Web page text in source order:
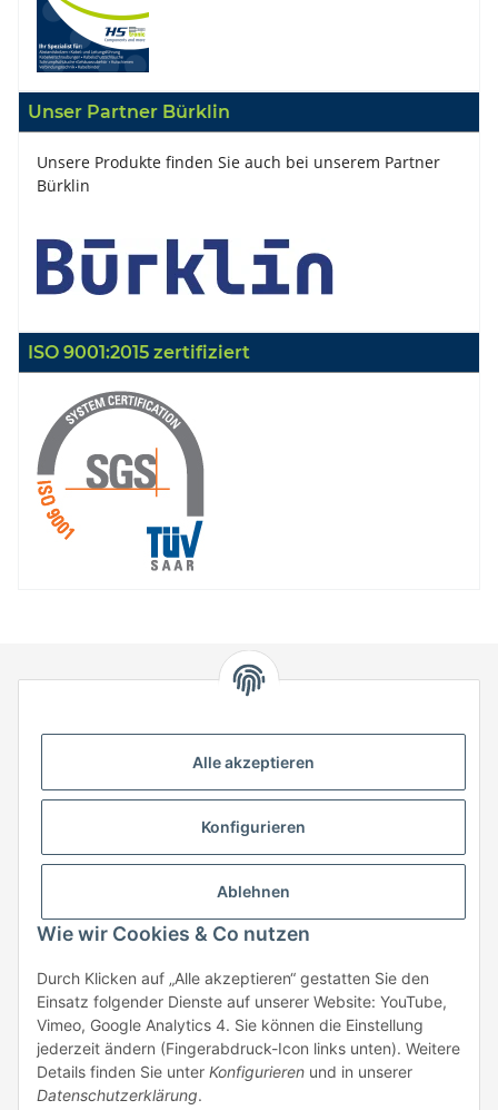
Unser Partner Bürklin
Unsere Produkte finden Sie auch bei unserem Partner
Bürklin
ISO 9001:2015 zertifiziert
74538 Rosengarten-Uttenhofen
Telefon: +49 (0) 7907 943 690
Mail:info@hstronic-gmbh.de
Beratung:+49 (0) 7907 943690
Anfragen oder Muster anfordern:
info@hstronic-gmbh.de
* Alle Preise zzgl. gesetzlicher USt., zzgl.
Alle akzeptieren
Konfigurieren
Ablehnen
Wie wir Cookies & Co nutzen
Durch Klicken auf „Alle akzeptieren“ gestatten Sie den
Einsatz folgender Dienste auf unserer Website: YouTube,
Vimeo, Google Analytics 4. Sie können die Einstellung
jederzeit ändern (Fingerabdruck-Icon links unten). Weitere
Details finden Sie unter Konfigurieren und in unserer
Datenschutzerklärung.